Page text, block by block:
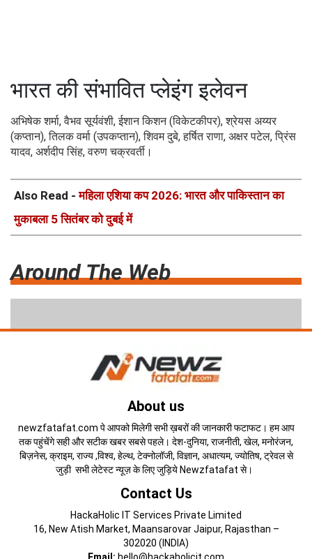
भारत की संभावित प्लेइंग इलेवन
अभिषेक शर्मा, वैभव सूर्यवंशी, ईशान किशन (विकेटकीपर), श्रेयस अय्यर
(कप्तान), तिलक वर्मा (उपकप्तान), शिवम दुबे, हर्षित राणा, अक्षर पटेल, प्रिंस
यादव, अर्शदीप सिंह, वरुण चक्रवर्ती।
Also Read -महिला एशिया कप 2026: भारत और पाकिस्तान का
मुकाबला 5 सितंबर को दुबई में
Around The Web
About us
newzfatafat.com पे आपको मिलेगी सभी ख़बरों की जानकारी फटाफट। हम आप
तक पहुंचेंगे सही और सटीक खबर सबसे पहले। देश-दुनिया, राजनीती, खेल, मनोरंजन,
बिज़नेस, क्राइम, राज्य ,विश्व, हेल्थ, टेक्नोलॉजी, विज्ञान, अधात्यम, ज्योतिष, ट्रेवल से
जुड़ी सभी लेटेस्ट न्यूज़ के लिए जुड़िये Newzfatafat से।
Contact Us
HackaHolic IT Services Private Limited
16, New Atish Market, Maansarovar Jaipur, Rajasthan –
302020 (INDIA)